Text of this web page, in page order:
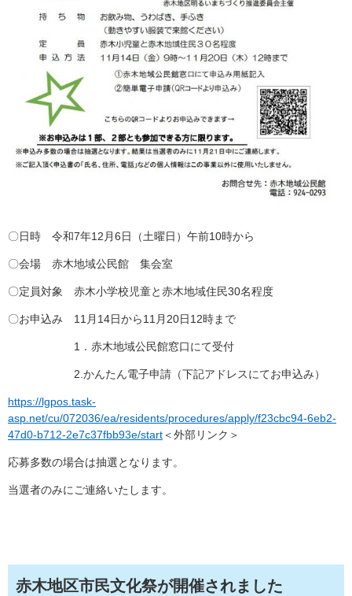
〇日時 令和7年12月6日（土曜日）午前10時から
〇会場 赤木地域公民館 集会室
〇定員対象 赤木小学校児童と赤木地域住民30名程度
〇お申込み 11月14日から11月20日12時まで
1．赤木地域公民館窓口にて受付
2.かんたん電子申請（下記アドレスにてお申込み）
https://lgpos.task-
asp.net/cu/072036/ea/residents/procedures/apply/f23cbc94-6eb2-
47d0-b712-2e7c37fbb93e/start＜外部リンク＞
応募多数の場合は抽選となります。
当選者のみにご連絡いたします。
赤木地区市民文化祭が開催されました